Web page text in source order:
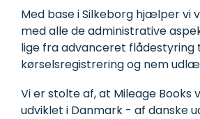
Med base i Silkeborg hjælper vi
med alle de administrative
lige fra advanceret flådestyring
kørselsregistrering og nem
Vi er stolte af, at Mileage
udviklet i Danmark - af danske